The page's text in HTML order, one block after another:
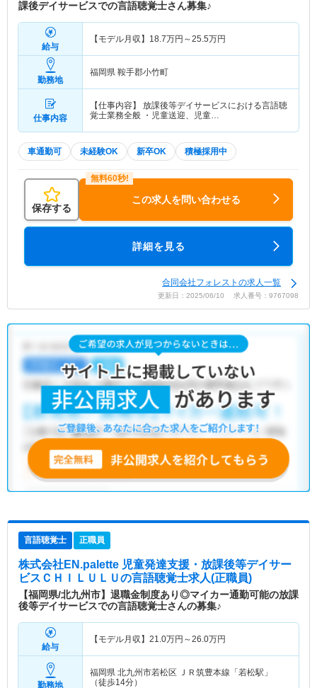
課後デイサービスでの言語聴覚士さん募集♪
給与
【モデル月収】 18.7万円～25.5万円
勤務地
福岡県 鞍手郡小竹町
仕事内容
【仕事内容】 放課後等デイサービスにおける言語聴
覚士業務全般 ・児童送迎、児童…
車通勤可 未経験OK 新卒OK 積極採用中
保存する
この求人を問い合わせる
詳細を見る
合同会社フォレストの求人一覧
更新日：2025/06/10 求人番号：9767098
言語聴覚士 正職員
株式会社EN.palette 児童発達支援・放課後等デイサー
ビスＣＨＩＬＵＬＵの言語聴覚士求人(正職員)
【福岡県/北九州市】退職金制度あり◎マイカー通勤可能の放課
後等デイサービスでの言語聴覚士さんの募集♪
給与
【モデル月収】 21.0万円～26.0万円
勤務地
福岡県 北九州市若松区 ＪＲ筑豊本線「若松駅」
（徒歩14分）